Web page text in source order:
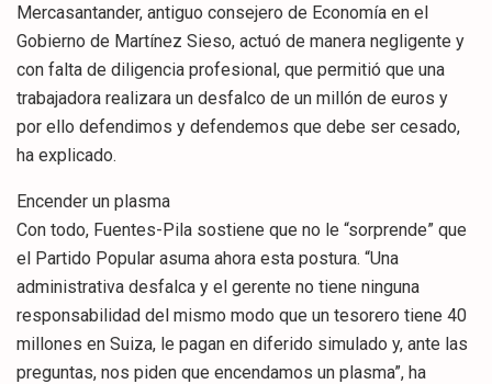
Mercasantander, antiguo consejero de Economía en el
Gobierno de Martínez Sieso, actuó de manera negligente y
con falta de diligencia profesional, que permitió que una
trabajadora realizara un desfalco de un millón de euros y
por ello defendimos y defendemos que debe ser cesado,
ha explicado.
Encender un plasma
Con todo, Fuentes-Pila sostiene que no le “sorprende” que
el Partido Popular asuma ahora esta postura. “Una
administrativa desfalca y el gerente no tiene ninguna
responsabilidad del mismo modo que un tesorero tiene 40
millones en Suiza, le pagan en diferido simulado y, ante las
preguntas, nos piden que encendamos un plasma”, ha